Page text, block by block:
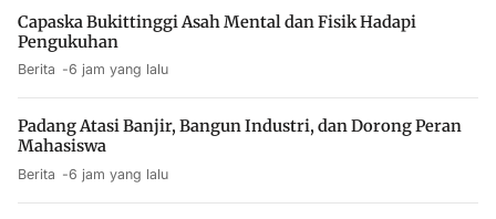
Capaska Bukittinggi Asah Mental dan Fisik Hadapi
Pengukuhan
Berita 6 jam yang lalu
Padang Atasi Banjir, Bangun Industri, dan Dorong Peran
Mahasiswa
Berita 6 jam yang lalu